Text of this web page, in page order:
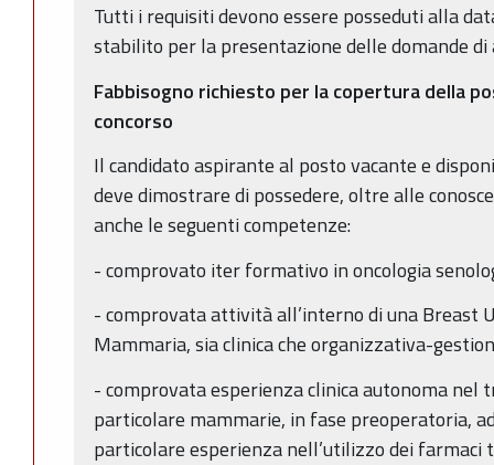
Tutti i requisiti devono essere posseduti alla
stabilito per la presentazione delle domande di
Fabbisogno richiesto per la copertura della
concorso
Il candidato aspirante al posto vacante e
deve dimostrare di possedere, oltre alle
anche le seguenti competenze:
- comprovato iter formativo in oncologia
- comprovata attività all’interno di una Breast
Mammaria, sia clinica che organizzativa-
- comprovata esperienza clinica autonoma
particolare mammarie, in fase preoperatoria,
particolare esperienza nell’utilizzo dei farmaci